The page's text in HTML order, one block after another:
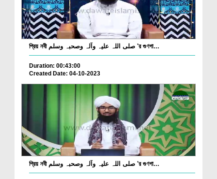
প্রিয় নবী صلی اللہ علیہ وآلہ وصحبہ وسلم 'র গুণগা...
Duration: 00:43:00
Created Date: 04-10-2023
প্রিয় নবী صلی اللہ علیہ وآلہ وصحبہ وسلم 'র গুণগা...